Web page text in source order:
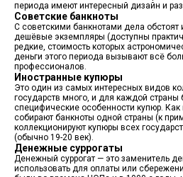
периода имеют интересный дизайн и
Советские банкноты
С советскими банкнотами дела обстоят
дешёвые экземпляры (доступны
редкие, стоимость которых
деньги этого периода вызывают всё
профессионалов.
Иностранные купюры
Это один из самых интересных видов
государств много, и для каждой страны
специфические особенности купюр. Как
собирают банкноты одной страны (к
коллекционируют купюры всех
(обычно 19-20 век).
Денежные суррогаты
Денежный суррогат — это заменитель
использовать для оплаты или